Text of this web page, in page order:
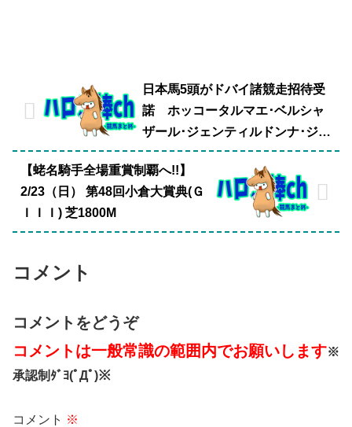
日本馬5頭がドバイ諸競走招待受
諾 ホッコータルマエ･ベルシャ
ザール･ジェンティルドンナ･ジャ
スタウェイ･トウケイヘイローの5
頭
【蛯名騎手全場重賞制覇へ!!】
2/23（日） 第48回小倉大賞典(Ｇ
ＩＩＩ) 芝1800M
コメント
コメントをどうぞ
コメントは一般常識の範囲内でお願いします※
承認制ﾀﾞﾖ(ﾟДﾟ)※
コメント ※